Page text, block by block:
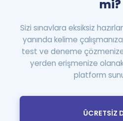
mi?
Sizi sınavlara eksiksiz
yanında kelime
test ve deneme çözmenize
yerden erişmenize
platform
ÜCRETSİZ